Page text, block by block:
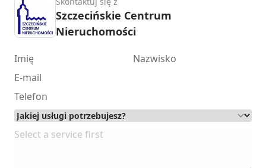
Szczecińskie Centrum
Nieruchomości